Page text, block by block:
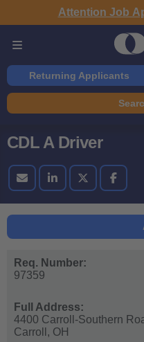
Attention Job
Returning Applicants
CDL A Driver
Req. Number:
97359
Full Address:
4400 Carroll-Southern
Carroll, OH